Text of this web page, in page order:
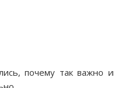
почему так важно